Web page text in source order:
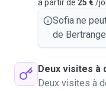
à partir de 25 €/
Sofia ne
de
Deux visites à
Deux visites à